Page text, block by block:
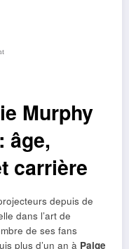
Murphy
âge,
carrière
depuis de
dans l’art de
de ses fans
plus d’un an à Paige